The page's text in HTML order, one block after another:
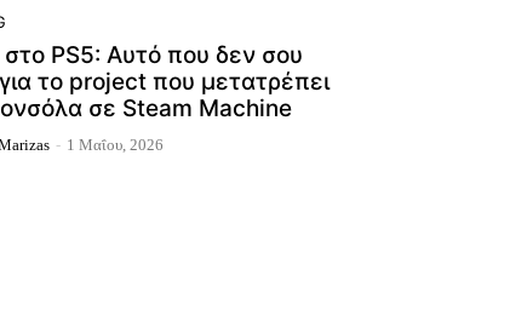
PS5: Αυτό που δεν σου
το project που μετατρέπει
σε Steam Machine
- 1 Μαΐου, 2026